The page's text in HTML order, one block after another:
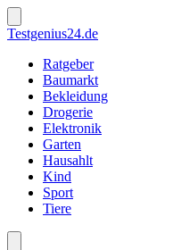
Zum
Inhalt
springen
Suche
ein-/ausblenden
Testgenius24.de
Ratgeber
Baumarkt
Bekleidung
Drogerie
Elektronik
Garten
Hausahlt
Kind
Sport
Tiere